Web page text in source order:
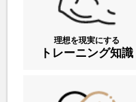
理想を現実にする
トレーニング知識